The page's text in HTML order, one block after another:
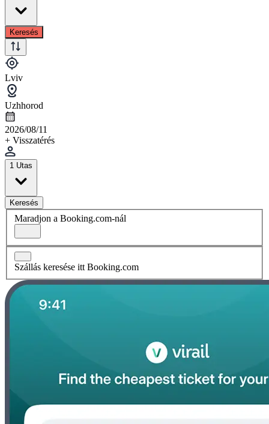
Keresés
Lviv
Uzhhorod
2026/08/11
+ Visszatérés
1 Utas
Keresés
Maradjon a Booking.com-nál
Szállás keresése itt Booking.com